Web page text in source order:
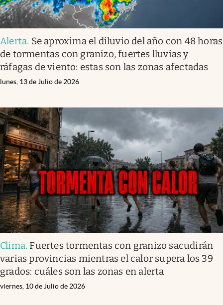
Alerta. Se aproxima el diluvio del año con 48 horas
de tormentas con granizo, fuertes lluvias y
ráfagas de viento: estas son las zonas afectadas
lunes, 13 de Julio de 2026
Clima. Fuertes tormentas con granizo sacudirán
varias provincias mientras el calor supera los 39
grados: cuáles son las zonas en alerta
viernes, 10 de Julio de 2026